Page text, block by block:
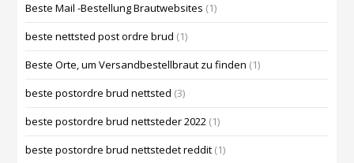
Beste Mail -Bestellung Brautwebsites (1)
beste nettsted post ordre brud (1)
Beste Orte, um Versandbestellbraut zu finden (1)
beste postordre brud nettsted (3)
beste postordre brud nettsteder 2022 (1)
beste postordre brud nettstedet reddit (1)